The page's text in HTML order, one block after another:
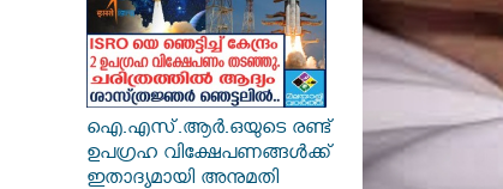
ഐ.എസ്.ആർ.ഒയുടെ രണ്ട്
ഉപഗ്രഹ വിക്ഷേപണങ്ങൾക്ക്
ഇതാദ്യമായി അനുമതി